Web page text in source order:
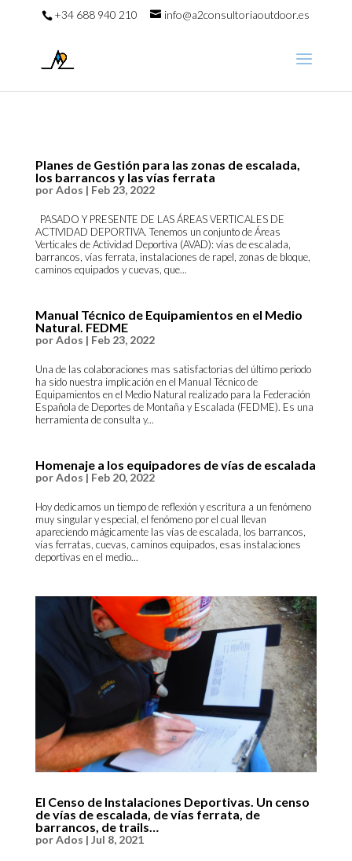
+34 688 940 210 info@a2consultoriaoutdoor.es
Planes de Gestión para las zonas de escalada,
los barrancos y las vías ferrata
porAdos | Feb 23, 2022
PASADO Y PRESENTE DE LAS ÁREAS VERTICALES DE
ACTIVIDAD DEPORTIVA. Tenemos un conjunto de Áreas
Verticales de Actividad Deportiva (AVAD): vías de escalada,
barrancos, vías ferrata, instalaciones de rapel, zonas de bloque,
caminos equipados y cuevas, que...
Manual Técnico de Equipamientos en el Medio
Natural. FEDME
porAdos | Feb 23, 2022
Una de las colaboraciones mas satisfactorias del último periodo
ha sido nuestra implicación en el Manual Técnico de
Equipamientos en el Medio Natural realizado para la Federación
Española de Deportes de Montaña y Escalada (FEDME). Es una
herramienta de consulta y...
Homenaje a los equipadores de vías de escalada
porAdos | Feb 20, 2022
Hoy dedicamos un tiempo de reflexión y escritura a un fenómeno
muy singular y especial, el fenómeno por el cual llevan
apareciendo mágicamente las vías de escalada, los barrancos,
vías ferratas, cuevas, caminos equipados, esas instalaciones
deportivas en el medio...
El Censo de Instalaciones Deportivas. Un censo
de vías de escalada, de vías ferrata, de
barrancos, de trails…
porAdos | Jul 8, 2021